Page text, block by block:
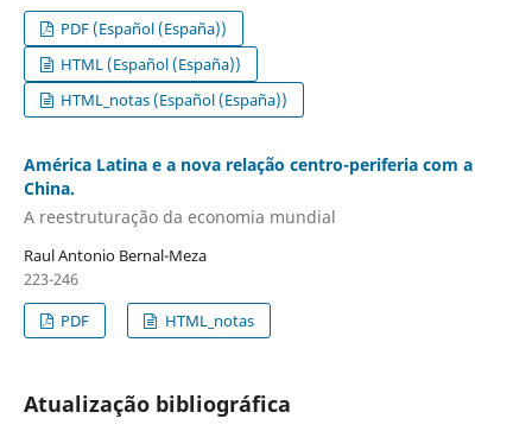
PDF (Español (España))
HTML (Español (España))
HTML_notas (Español (España))
América Latina e a nova relação centro-periferia com a
China.
A reestruturação da economia mundial
Raul Antonio Bernal-Meza
223-246
PDF
HTML_notas
Atualização bibliográfica